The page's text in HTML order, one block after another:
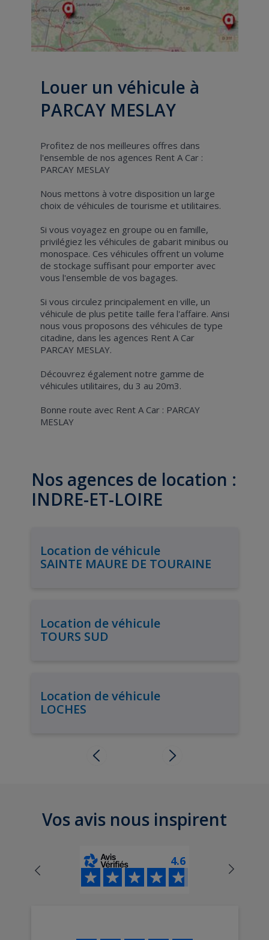
Louer un véhicule à
PARCAY MESLAY
Profitez de nos meilleures offres dans
l'ensemble de nos agences Rent A Car :
PARCAY MESLAY
Nous mettons à votre disposition un large
choix de véhicules de tourisme et utilitaires.
Si vous voyagez en groupe ou en famille,
privilégiez les véhicules de gabarit minibus ou
monospace. Ces véhicules offrent un volume
de stockage suffisant pour emporter avec
vous l'ensemble de vos bagages.
Si vous circulez principalement en ville, un
véhicule de plus petite taille fera l'affaire. Ainsi
nous vous proposons des véhicules de type
citadine, dans les agences Rent A Car
PARCAY MESLAY.
Découvrez également notre gamme de
véhicules utilitaires, du 3 au 20m3.
Bonne route avec Rent A Car : PARCAY
MESLAY
Nos agences de location :
INDRE-ET-LOIRE
Location de véhicule
SAINTE MAURE DE TOURAINE
Location de véhicule
TOURS SUD
Location de véhicule
LOCHES
Vos avis nous inspirent
4.6